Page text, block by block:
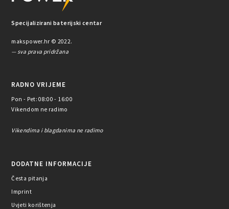
Specijalizirani baterijski centar
makspower.hr © 2022.
— sva prava pridržana
RADNO VRIJEME
Pon - Pet: 08:00 - 16:00
Vikendom ne radimo
Vikendima i blagdanima ne radimo
DODATNE INFORMACIJE
Česta pitanja
Imprint
Uvjeti korištenja